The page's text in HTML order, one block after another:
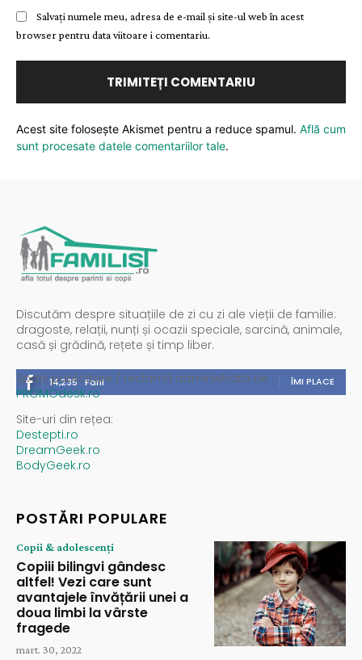
Salvați numele meu, adresa de e-mail și site-ul web în acest
browser pentru data viitoare i comentariu.
Acest site folosește Akismet pentru a reduce spamul. Află cum
sunt procesate datele comentariilor tale.
Discutăm despre situațiile de zi cu zi ale vieții de familie:
dragoste, relații, nunți și ocazii speciale, sarcină, animale,
casă și grădină, rețete și timp liber.
14,235 Fani ÎMI PLACE
Spații publicitare / reclamă administrată de
PROMOdesk.ro
Site-uri din rețea:
Destepti.ro
DreamGeek.ro
BodyGeek.ro
POSTĂRI POPULARE
Copii & adolescenți
Copiii bilingvi gândesc
altfel! Vezi care sunt
avantajele învățării unei a
doua limbi la vârste
fragede
mart. 30, 2022